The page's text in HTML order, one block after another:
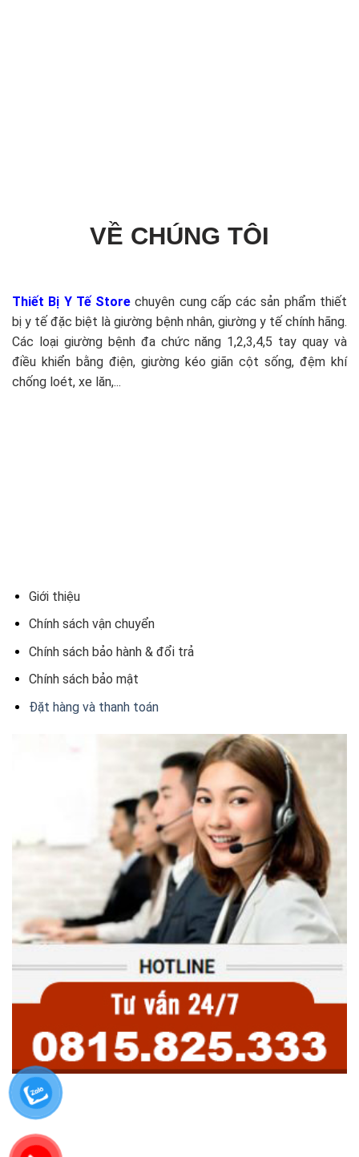
VỀ CHÚNG TÔI
Thiết Bị Y Tế Store chuyên cung cấp các sản phẩm thiết
bị y tế đặc biệt là giường bệnh nhân, giường y tế chính hãng.
Các loại giường bệnh đa chức năng 1,2,3,4,5 tay quay và
điều khiển bằng điện, giường kéo giãn cột sống, đệm khí
chống loét, xe lăn,...
Giới thiệu
Chính sách vận chuyển
Chính sách bảo hành & đổi trả
Chính sách bảo mật
Đặt hàng và thanh toán